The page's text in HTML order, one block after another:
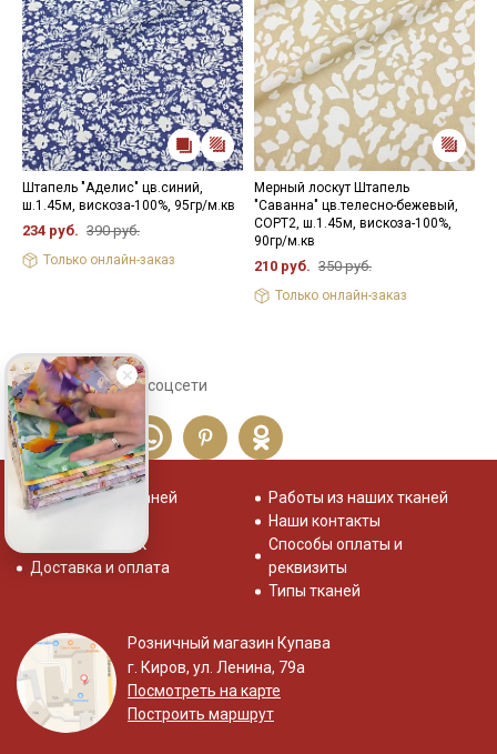
Штапель "Аделис" цв.синий,
ш.1.45м, вискоза-100%, 95гр/м.кв
234 руб. 390 руб.
Только онлайн-заказ
Мерный лоскут Штапель
"Саванна" цв.телесно-бежевый,
СОРТ2, ш.1.45м, вискоза-100%,
90гр/м.кв
210 руб. 350 руб.
Только онлайн-заказ
Сохраните себе в соцсети
Распродажа тканей
Отзывы о нас
Система скидок
Доставка и оплата
Работы из наших тканей
Наши контакты
Способы оплаты и
реквизиты
Типы тканей
Розничный магазин Купава
г. Киров, ул. Ленина, 79а
Посмотреть на карте
Построить маршрут